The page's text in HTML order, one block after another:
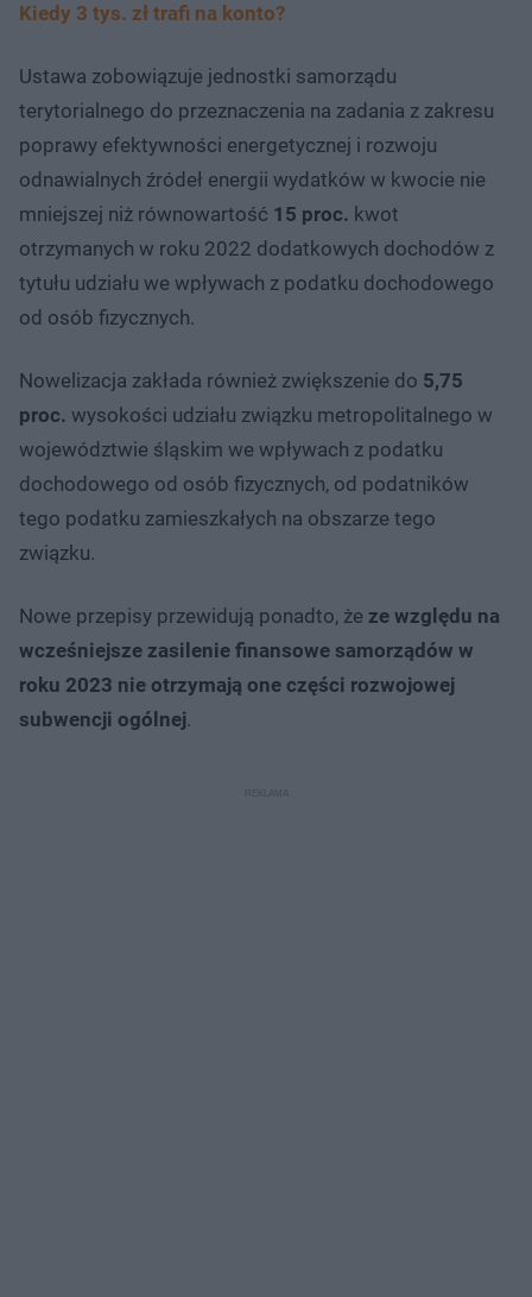
Kiedy 3 tys. zł trafi na konto?
Ustawa zobowiązuje jednostki samorządu
terytorialnego do przeznaczenia na zadania z zakresu
poprawy efektywności energetycznej i rozwoju
odnawialnych źródeł energii wydatków w kwocie nie
mniejszej niż równowartość 15 proc. kwot
otrzymanych w roku 2022 dodatkowych dochodów z
tytułu udziału we wpływach z podatku dochodowego
od osób fizycznych.
Nowelizacja zakłada również zwiększenie do 5,75
proc. wysokości udziału związku metropolitalnego w
województwie śląskim we wpływach z podatku
dochodowego od osób fizycznych, od podatników
tego podatku zamieszkałych na obszarze tego
związku.
Nowe przepisy przewidują ponadto, że ze względu na
wcześniejsze zasilenie finansowe samorządów w
roku 2023 nie otrzymają one części rozwojowej
subwencji ogólnej.